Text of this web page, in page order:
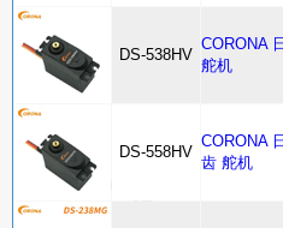
DS-538HV
CORONA
舵机
DS-558HV
CORONA
齿 舵机